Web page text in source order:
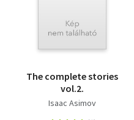
The complete stories
vol.2.
Isaac Asimov